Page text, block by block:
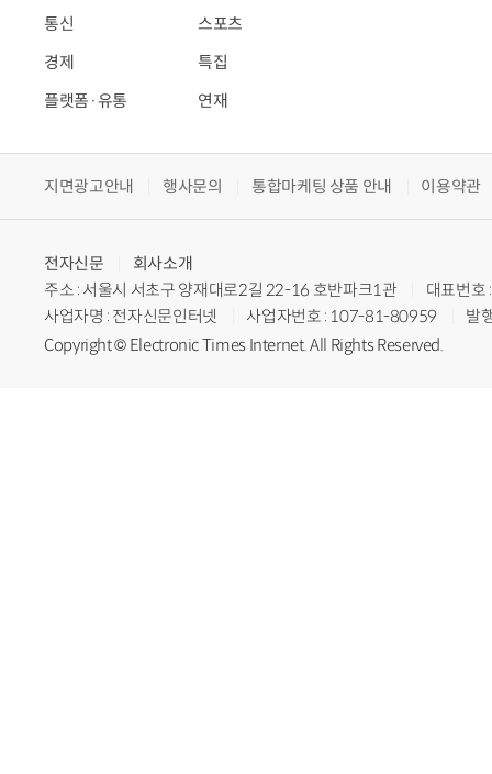
통신
경제
플랫폼·유통
스포츠
특집
연재
지면광고안내 행사문의 통합마케팅 상품 안내 이용약관
전자신문
회사소개
주소 : 서울시 서초구 양재대로2길 22-16 호반파크1관
대표번
사업자명 : 전자신문인터넷
사업자번호 : 107-81-80959
발
Copyright © Electronic Times Internet. All Rights Reserved.